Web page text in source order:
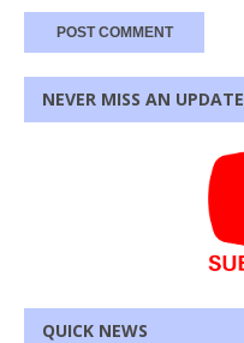
NEVER MISS AN UPDATE
QUICK NEWS